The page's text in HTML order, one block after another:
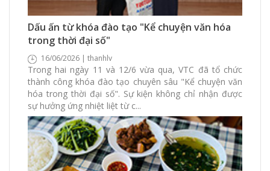
0 Bình luận
Dấu ấn từ khóa đào tạo "Kể chuyện văn hóa
trong thời đại số"
16/06/2026 | thanhlv
Trong hai ngày 11 và 12/6 vừa qua, VTC đã tổ chức
thành công khóa đào tạo chuyên sâu "Kể chuyện văn
hóa trong thời đại số". Sự kiện không chỉ nhận được
sự hưởng ứng nhiệt liệt từ c...